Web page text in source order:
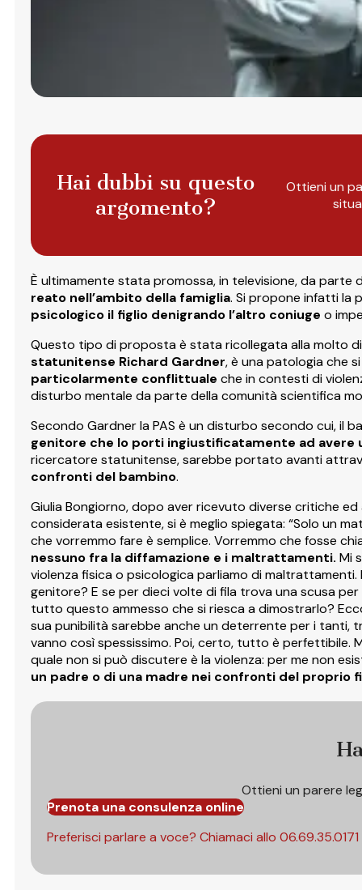
Hai dubbi su questo
argomento?
Ottieni un
È ultimamente stata promossa, in televisione, da parte
reato nell’ambito della famiglia. Si propone infatti la
psicologico il figlio denigrando l’altro coniuge o
Questo tipo di proposta è stata ricollegata alla molto
statunitense Richard Gardner, è una patologia che
particolarmente conflittuale che in contesti di
disturbo mentale da parte della comunità scientifica
Secondo Gardner la PAS è un disturbo secondo cui, il
genitore che lo porti ingiustificatamente ad avere
ricercatore statunitense, sarebbe portato avanti
confronti del bambino.
Giulia Bongiorno, dopo aver ricevuto diverse critiche
considerata esistente, si è meglio spiegata: “Solo un
che vorremmo fare è semplice. Vorremmo che fosse
nessuno fra la diffamazione e i maltrattamenti. Mi
violenza fisica o psicologica parliamo di
genitore? E se per dieci volte di fila trova una scusa
tutto questo ammesso che si riesca a dimostrarlo?
sua punibilità sarebbe anche un deterrente per i tanti,
vanno così spessissimo. Poi, certo, tutto è perfettibile.
quale non si può discutere è la violenza: per me non
un padre o di una madre nei confronti del proprio
Ottieni un parere
Prenota una consulenza online
Preferisci parlare a voce? Chiamaci allo 06.69.35.0171